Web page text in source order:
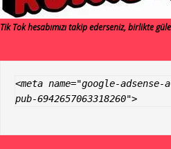
Tik Tok hesabımızı takip ederseniz, birlikte
<meta name="google-
pub-6942657063318260">